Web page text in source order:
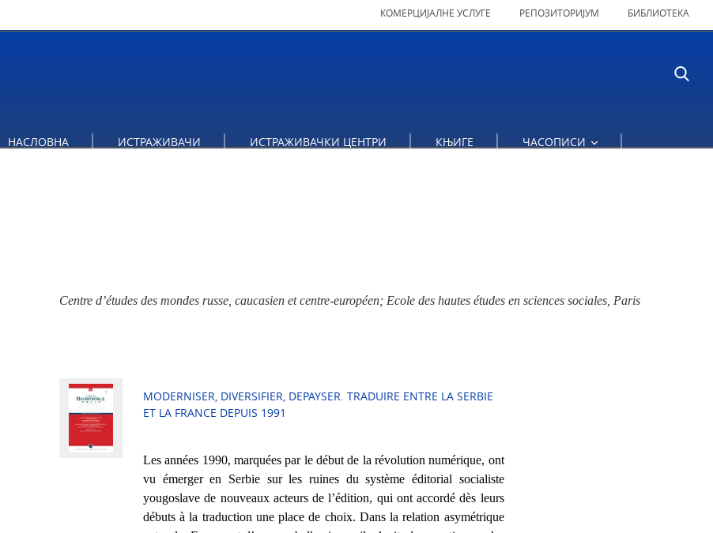
КОМЕРЦИЈАЛНЕ УСЛУГЕ РЕПОЗИТОРИЈУМ БИБЛИОТЕКА
НАСЛОВНА ИСТРАЖИВАЧИ ИСТРАЖИВАЧКИ ЦЕНТРИ КЊИГЕ ЧАСОПИСИ
Centre d’études des mondes russe, caucasien et centre-européen; Ecole des hautes études en sciences sociales, Paris
MODERNISER, DIVERSIFIER, DEPAYSER. TRADUIRE ENTRE LA SERBIE
ET LA FRANCE DEPUIS 1991
Les années 1990, marquées par le début de la révolution numérique, ont
vu émerger en Serbie sur les ruines du système éditorial socialiste
yougoslave de nouveaux acteurs de l’édition, qui ont accordé dès leurs
débuts à la traduction une place de choix. Dans la relation asymétrique